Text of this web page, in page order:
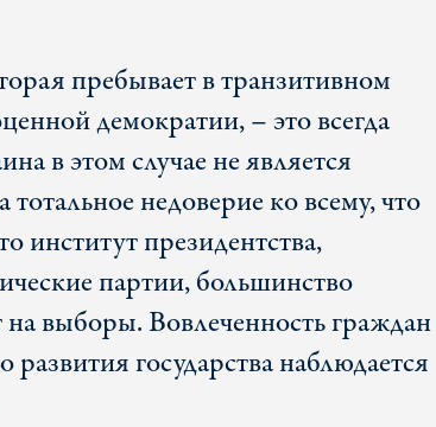
пребывает в транзитивном
демократии, – это всегда
в этом случае не является
недоверие ко всему, что
институт президентства,
партии, большинство
на выборы. Вовлеченность граждан
государства наблюдается